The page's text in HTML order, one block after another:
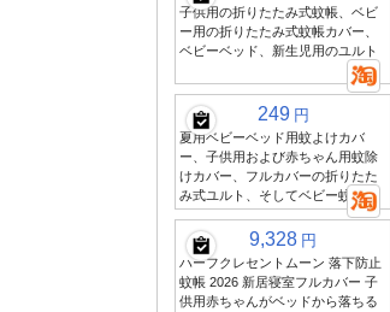
子供用の折りたたみ式蚊帳、ベビ
ー用の折りたたみ式蚊帳カバー、
ベビーベッド、新生児用のユルト
249 円
夏用ベビーベッド用蚊よけカバ
ー、子供用および赤ちゃん用蚊除
けカバー、フルカバーの折りたた
み式ユルト、そしてベビー蚊帳
9,328 円
ハーフクレセントムーン 落下防止
蚊帳 2026 新居寝室フルカバー 子
供用赤ちゃんがベッドから落ちる